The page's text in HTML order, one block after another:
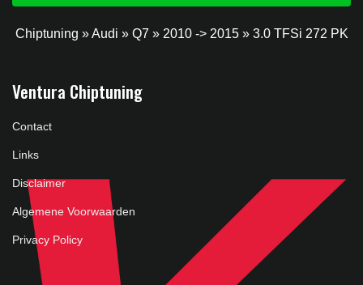
Chiptuning »Audi » Q7 » 2010 -> 2015» 3.0 TFSi 272 PK
Ventura Chiptuning
Contact
Links
Disclaimer
Algemene Voorwaarden
Privacy Policy